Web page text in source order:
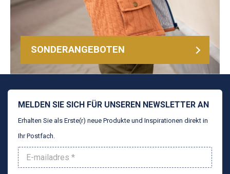
SONDERANGEBOTEN
MELDEN SIE SICH FÜR UNSEREN NEWSLETTER AN
Erhalten Sie als Erste(r) neue Produkte und Inspirationen direkt in
Ihr Postfach.